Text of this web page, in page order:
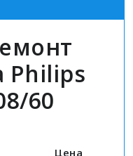
Philips
60
Цена